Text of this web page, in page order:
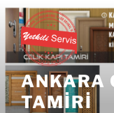
İçeriğe
geç
ANKARA
TAMIRI